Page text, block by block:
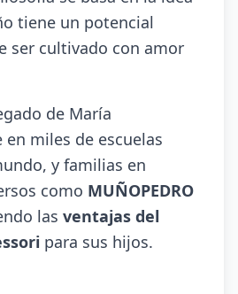
tiene un potencial
ser cultivado con amor
de María
miles de escuelas
y familias en
como MUÑOPEDRO
las ventajas del
para sus hijos.